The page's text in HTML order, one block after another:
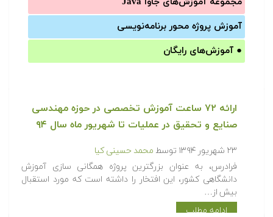
آموزش‌ پروژه محور برنامه‌نویسی
● آموزش‌های رایگان
ارائه ۷۲ ساعت آموزش تخصصی در حوزه مهندسی
صنایع و تحقیق در عملیات تا شهریور ماه سال ۹۴
۲۳ شهریور ۱۳۹۴ توسط محمد حسینی کیا
فرادرس، به عنوان بزرگترین پروژه همگانی سازی آموزش
دانشگاهی کشور، این افتخار را داشته است که مورد استقبال
بیش از…
ادامه مطلب